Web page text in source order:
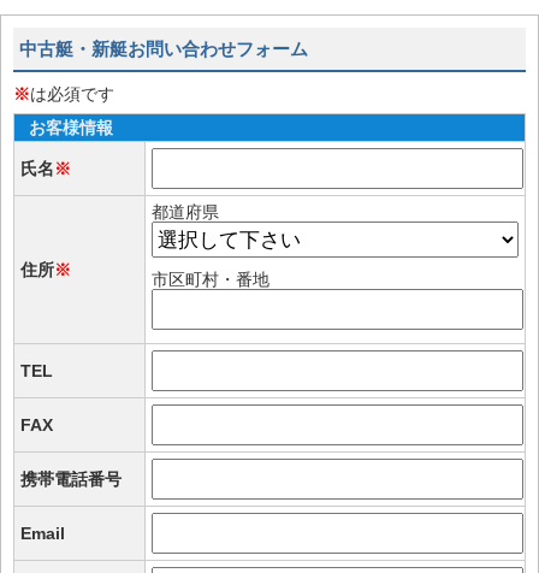
中古艇・新艇お問い合わせフォーム
※は必須です
お客様情報
氏名※
住所※
都道府県
市区町村・番地
TEL
FAX
携帯電話番号
Email